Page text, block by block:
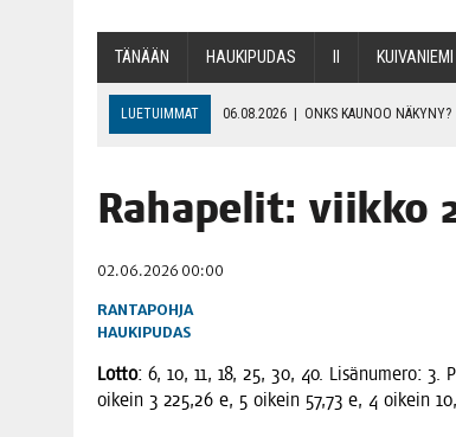
TÄNÄÄN HAU­KI­PU­DAS KUI­VA­NIE­MI
LUETUIMMAT 06.08.2026 | ONKS KAU­NOO NÄKYNY?
06.08.2026 OPIN­TOI­HIN KAN­SA­LAIS­OPIS­TOS­SA VOI
TOI­VEI­DEN KOTI IISTÄ!
06.08.2026 | KII­MIN­KI­PÄI­VÄT JÄR­JES­TE­TÄÄN
Raha­pe­lit: viik­ko
02.06.2026 00:00
RANTAPOHJA
HAUKIPUDAS
Lot­to: 6, 10, 11, 18, 25, 30, 40. Lisä­nu­me­ro:
oikein 3 225,26 e, 5 oikein 57,73 e, 4 oikein